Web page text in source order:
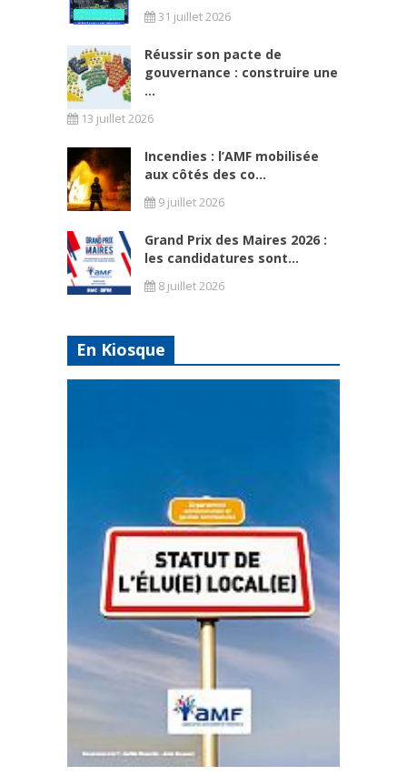
31 juillet 2026
Réussir son pacte de
gouvernance : construire une
...
13 juillet 2026
Incendies : l’AMF mobilisée
aux côtés des co...
9 juillet 2026
Grand Prix des Maires 2026 :
les candidatures sont...
8 juillet 2026
En Kiosque